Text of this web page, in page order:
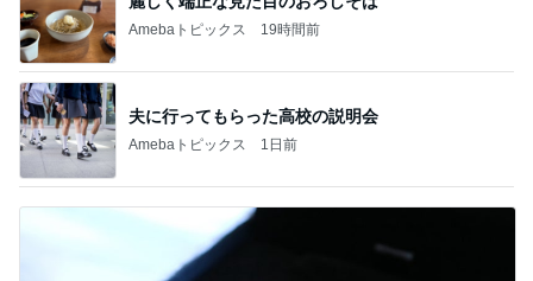
Amebaトピックス 19時間前
夫に行ってもらった高校の説明会
Amebaトピックス 1日前